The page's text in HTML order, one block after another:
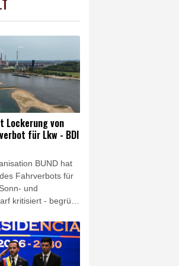
Lockerung von
für Lkw - BDI
BUND hat
Fahrverbots für
und
kritisiert - begrüßt
der Deutschen
Es sei keine
des Niedrigwassers
Schiffstransport